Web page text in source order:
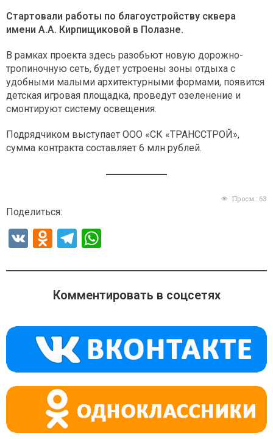
Стартовали работы по благоустройству сквера
имени А.А. Кирпищиковой в Полазне.
В рамках проекта здесь разобьют новую дорожно-
тропиночную сеть, будет устроены зоны отдыха с
удобными малыми архитектурными формами, появится
детская игровая площадка, проведут озеленение и
смонтируют систему освещения.
Подрядчиком выступает ООО «СК «ТРАНССТРОЙ»,
сумма контракта составляет 6 млн рублей.
Просм.: 63
Поделиться:
V
O
n
o
a
ss
ni
ki
T
e
gr
m
at
s
p
p
Комментировать в соцсетях